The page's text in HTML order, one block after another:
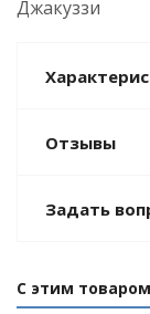
Джакуззи
Отзывы
Задать
С этим